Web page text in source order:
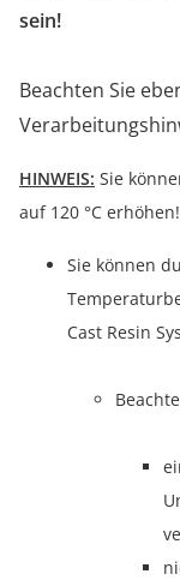
sein!
Beachten Sie
HINWEIS: Sie
auf 120 °C erhöhen!
Sie können
Cast Resin